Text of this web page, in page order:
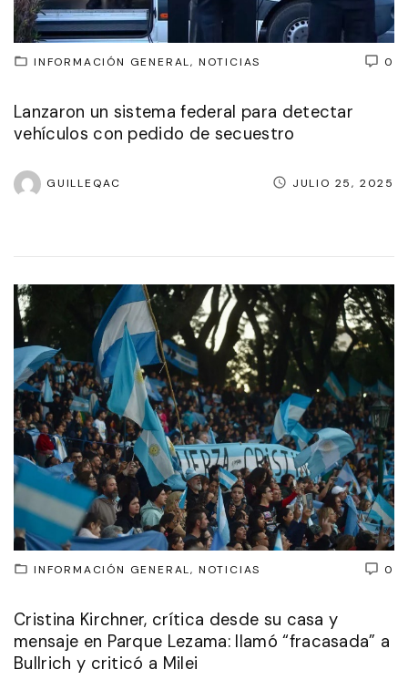
0
INFORMACIÓN GENERAL NOTICIAS
Lanzaron un sistema federal para detectar
vehículos con pedido de secuestro
GUILLEQAC JULIO 25, 2025
0
INFORMACIÓN GENERAL NOTICIAS
Cristina Kirchner, crítica desde su casa y
mensaje en Parque Lezama: llamó “fracasada” a
Bullrich y criticó a Milei